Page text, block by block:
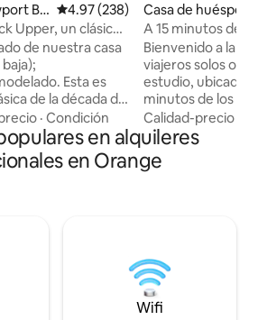
Be Calificación promedio: 4.97 de
4.97 (238)
Upper, un clásico
de nuestra casa
Esta es
de la década de
pisos,
muebles y
¡lo que sea!
del aspecto
también debe
esto para tus
el propietario
· Condición
Casa de
a Ana
A 15 minutos de
- Acogedor y
estudio
Bienvenido a la
viajeros solos o
estudio, ubicado
minutos de los
turísticos del
*UBICACIÓN
Park (2 millas) +
Garden/Phuoc
Aeropuerto John
+ Knott's Berry
Huntington Beach
Calidad-precio
en alquileres
en Orange
Wifi